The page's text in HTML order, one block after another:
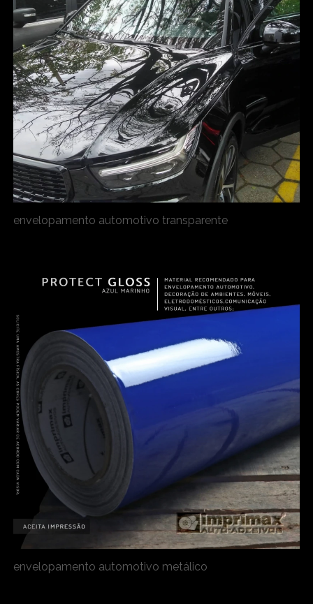
envelopamento automotivo transparente
envelopamento automotivo metálico